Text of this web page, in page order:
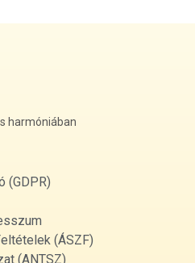
harmóniában
(GDPR)
(ÁSZF)
(ANTSZ)